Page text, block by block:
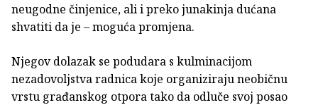
neugodne činjenice, ali i preko junakinja dućana
shvatiti da je – moguća promjena.
Njegov dolazak se podudara s kulminacijom
nezadovoljstva radnica koje organiziraju neobičnu
vrstu građanskog otpora tako da odluče svoj posao